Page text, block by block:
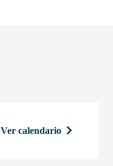
Ver calendario